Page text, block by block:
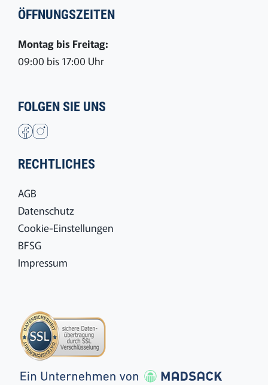
ÖFFNUNGSZEITEN
Montag bis Freitag:
09:00 bis 17:00 Uhr
FOLGEN SIE UNS
RECHTLICHES
AGB
Datenschutz
Cookie-Einstellungen
BFSG
Impressum